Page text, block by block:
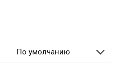
По умолчанию